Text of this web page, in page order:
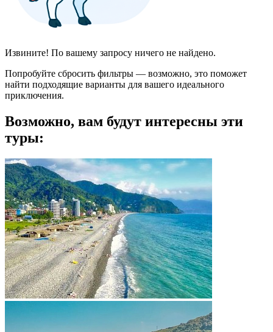
Извините! По вашему запросу ничего не найдено.
Попробуйте сбросить фильтры — возможно, это поможет
найти подходящие варианты для вашего идеального
приключения.
Возможно, вам будут интересны эти
туры: